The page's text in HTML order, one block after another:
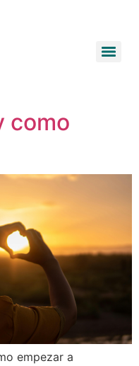
como
empezar a